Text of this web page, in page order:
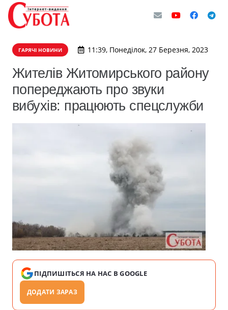
ГАРЯЧІ НОВИНИ 11:39, Понеділок, 27 Березня, 2023
Жителів Житомирського району
попереджають про звуки
вибухів: працюють спецслужби
ПІДПИШІТЬСЯ НА НАС В GOOGLE
ДОДАТИ ЗАРАЗ